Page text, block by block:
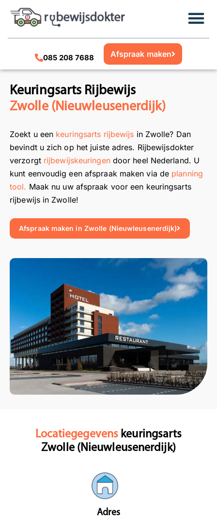
085 208 7688 Afspraak maken
Keuringsarts Rijbewijs
Zwolle (Nieuwleusenerdijk)
Zoekt u een keuringsarts rijbewijs in Zwolle? Dan
bevindt u zich op het juiste adres. Rijbewijsdokter
verzorgt rijbewijskeuringendoor heel Nederland. U
kunt eenvoudig een afspraak maken via de planning
tool. Maak nu uw afspraak voor een keuringsarts
rijbewijs in Zwolle!
Afspraak maken in Zwolle (Nieuwleusenerdijk)
Locatiegegevens keuringsarts
Zwolle (Nieuwleusenerdijk)
Adres